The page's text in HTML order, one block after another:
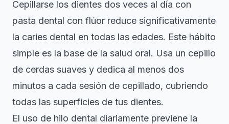
Cepillarse los dientes dos veces al día con
pasta dental con flúor reduce significativamente
la caries dental en todas las edades. Este hábito
simple es la base de la salud oral. Usa un cepillo
de cerdas suaves y dedica al menos dos
minutos a cada sesión de cepillado, cubriendo
todas las superficies de tus dientes.
El uso de hilo dental diariamente previene la